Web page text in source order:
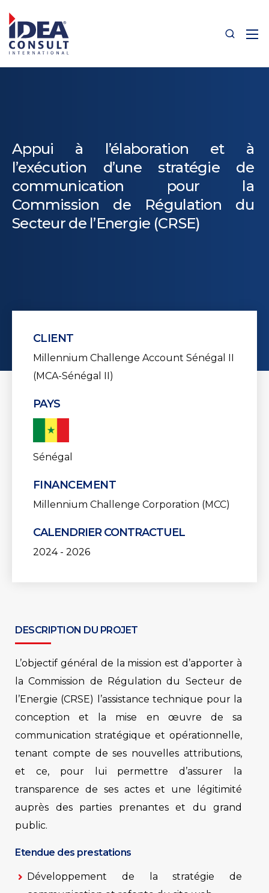
Appui à l’élaboration et à
l’exécution d’une stratégie de
communication pour la
Commission de Régulation du
Secteur de l’Energie (CRSE)
CLIENT
Millennium Challenge Account Sénégal II
(MCA-Sénégal II)
PAYS
Sénégal
FINANCEMENT
Millennium Challenge Corporation (MCC)
CALENDRIER CONTRACTUEL
2024 - 2026
DESCRIPTION DU PROJET
L’objectif général de la mission est d’apporter à
la Commission de Régulation du Secteur de
l’Energie (CRSE) l’assistance technique pour la
conception et la mise en œuvre de sa
communication stratégique et opérationnelle,
tenant compte de ses nouvelles attributions,
et ce, pour lui permettre d’assurer la
transparence de ses actes et une légitimité
auprès des parties prenantes et du grand
public.
Etendue des prestations
Développement de la stratégie de